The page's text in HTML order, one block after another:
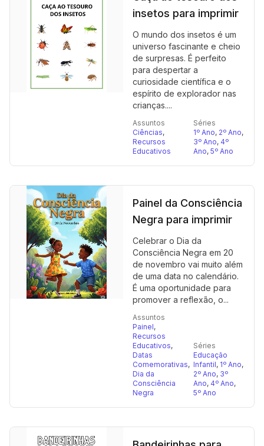
insetos para imprimir
O mundo dos insetos é um
universo fascinante e cheio
de surpresas. É perfeito
para despertar a
curiosidade científica e o
espírito de explorador nas
crianças....
Assuntos
Ciências,
Recursos
Educativos
Séries
1º Ano, 2º Ano,
3º Ano, 4º
Ano, 5º Ano
Painel da Consciência
Negra para imprimir
Celebrar o Dia da
Consciência Negra em 20
de novembro vai muito além
de uma data no calendário.
É uma oportunidade para
promover a reflexão, o...
Assuntos
Painel,
Recursos
Educativos,
Datas
Comemorativas,
Dia da
Consciência
Negra
Séries
Educação
Infantil, 1º Ano,
2º Ano, 3º
Ano, 4º Ano,
5º Ano